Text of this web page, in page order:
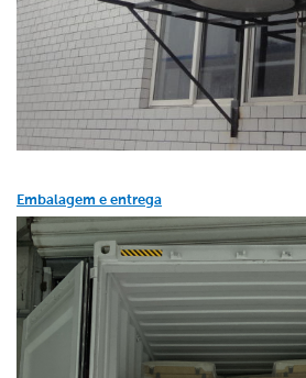
Embalagem e entrega